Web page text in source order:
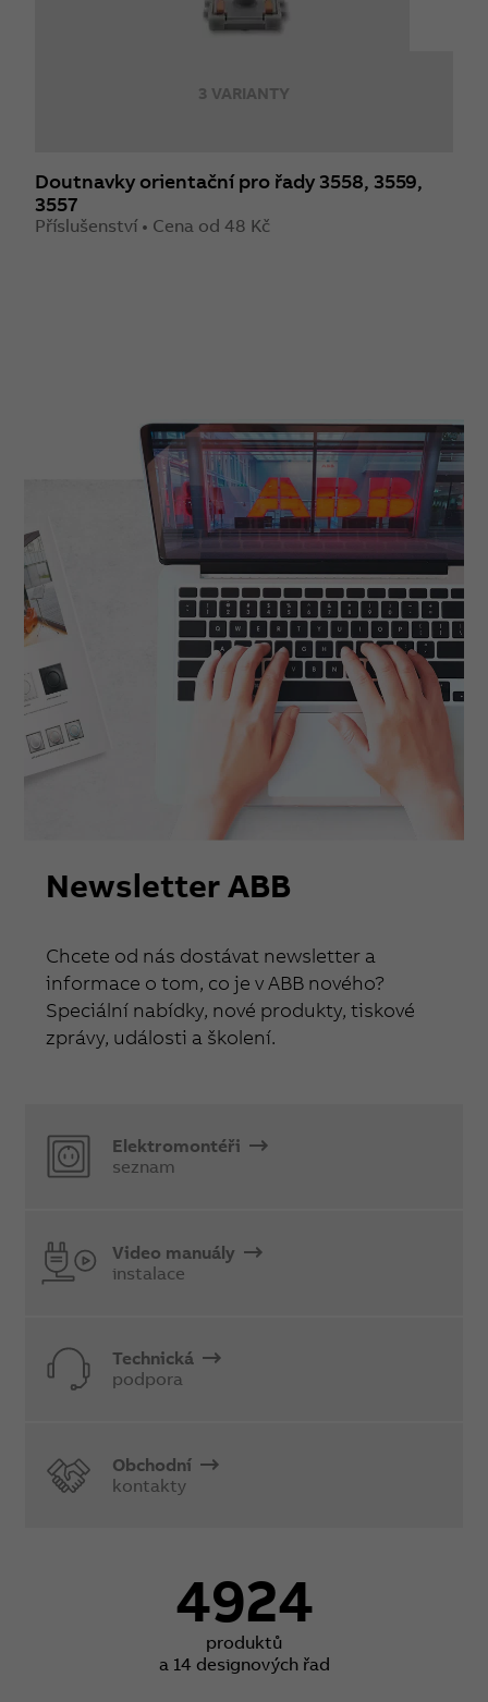
3 VARIANTY
Doutnavky orientační pro řady 3558, 3559,
3557
Příslušenství • Cena od 48 Kč
Newsletter ABB
Chcete od nás dostávat newsletter a
informace o tom, co je v ABB nového?
Speciální nabídky, nové produkty, tiskové
zprávy, události a školení.
Elektromontéři
seznam
Video manuály
instalace
Technická
podpora
Obchodní
kontakty
4924
produktů
a 14 designových řad